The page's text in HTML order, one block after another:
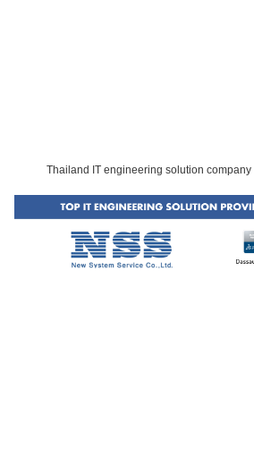
Thailand IT engineering solution company